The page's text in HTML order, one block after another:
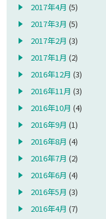
2017年4月 (5)
2017年3月 (5)
2017年2月 (3)
2017年1月 (2)
2016年12月 (3)
2016年11月 (3)
2016年10月 (4)
2016年9月 (1)
2016年8月 (4)
2016年7月 (2)
2016年6月 (4)
2016年5月 (3)
2016年4月 (7)